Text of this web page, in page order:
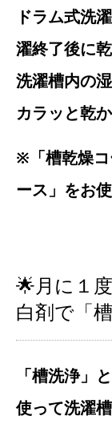
ドラム式洗
濯終了後に
洗濯槽内の
カラッと乾か
※「槽乾燥コ
ース」をお
🌟月に１
白剤で「
「槽洗浄」
使って洗濯